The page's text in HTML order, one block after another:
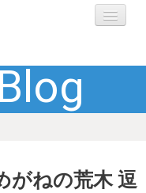
がねの荒木 逗